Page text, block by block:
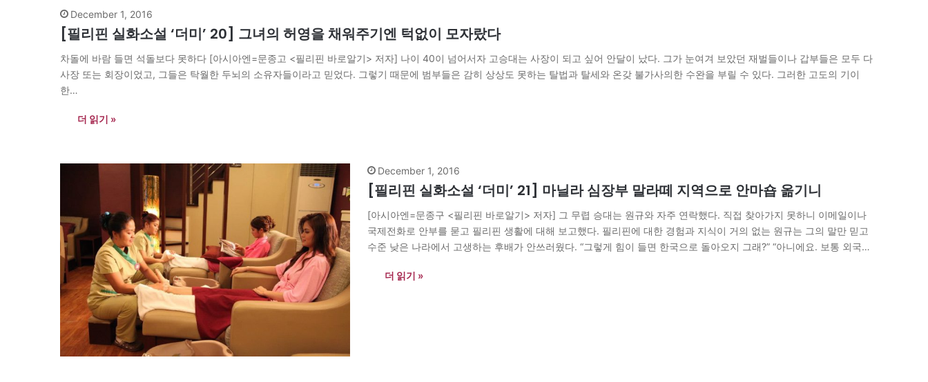
December 1, 2016
[필리핀 실화소설 ‘더미’ 20] 그녀의 허영을 채워주기엔 턱없이 모자랐다
차돌에 바람 들면 석돌보다 못하다 [아시아엔=문종고 <필리핀 바로알기> 저자] 나이 40이 넘어서자 고승대는 사장이 되고 싶어 안달이 났다. 그가 눈여겨 보았던 재벌들이나 갑부들은 모두 다
사장 또는 회장이었고, 그들은 탁월한 두뇌의 소유자들이라고 믿었다. 그렇기 때문에 범부들은 감히 상상도 못하는 탈법과 탈세와 온갖 불가사의한 수완을 부릴 수 있다. 그러한 고도의 기이
한…
더 읽기 »
December 1, 2016
[필리핀 실화소설 ‘더미’ 21] 마닐라 심장부 말라떼 지역으로 안마숍 옮기니
[아시아엔=문종구 <필리핀 바로알기> 저자] 그 무렵 승대는 원규와 자주 연락했다. 직접 찾아가지 못하니 이메일이나
국제전화로 안부를 묻고 필리핀 생활에 대해 보고했다. 필리핀에 대한 경험과 지식이 거의 없는 원규는 그의 말만 믿고
수준 낮은 나라에서 고생하는 후배가 안쓰러웠다. “그렇게 힘이 들면 한국으로 돌아오지 그래?” “아니에요. 보통 외국에
더 읽기 »